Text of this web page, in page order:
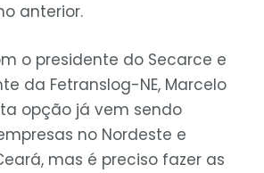
anterior.
o presidente do Secarce e
da Fetranslog-NE, Marcelo
opção já vem sendo
no Nordeste e
mas é preciso fazer as